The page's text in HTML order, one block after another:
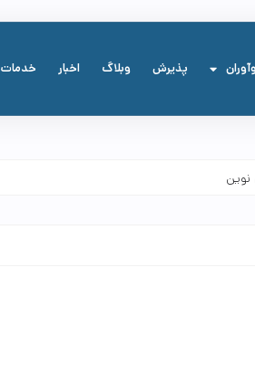
پذیرش وبلاگ اخبار خدمات
نوین